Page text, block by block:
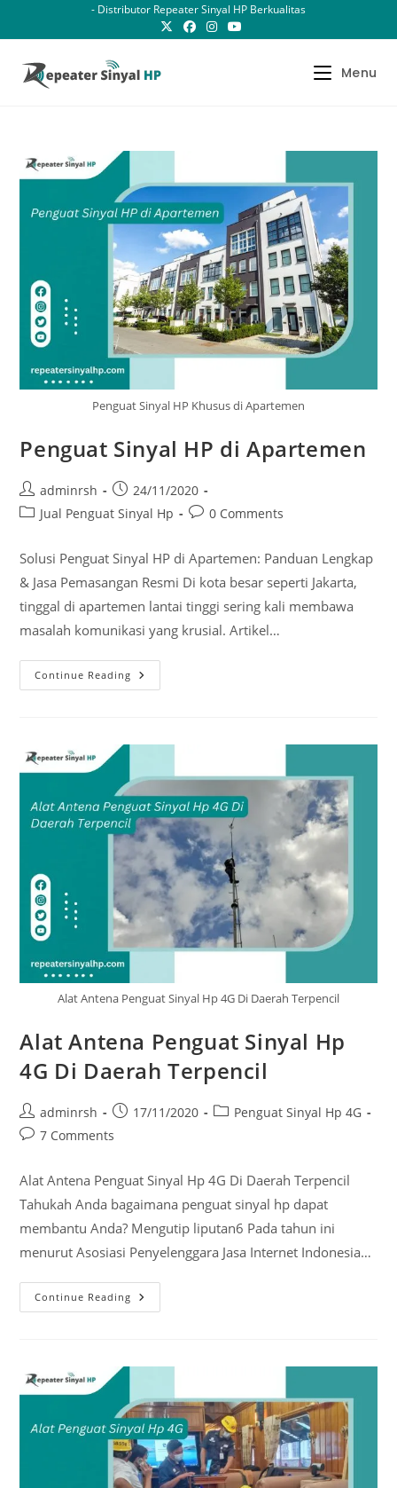
- Distributor Repeater Sinyal HP Berkualitas
Menu
Penguat Sinyal HP Khusus di Apartemen
Penguat Sinyal HP di Apartemen
Post
author:
adminrsh
Post
published:
24/11/2020
PostJual Penguat Sinyal Hp
Post0 Comments
Solusi Penguat Sinyal HP di Apartemen: Panduan Lengkap
& Jasa Pemasangan Resmi Di kota besar seperti Jakarta,
tinggal di apartemen lantai tinggi sering kali membawa
masalah komunikasi yang krusial. Artikel…
Continue Reading Penguat
Sinyal
Alat Antena Penguat Sinyal Hp 4G Di Daerah Terpencil
Alat Antena Penguat Sinyal Hp
4G Di Daerah Terpencil
Post
author:
adminrsh
Post
published:
17/11/2020
PostPenguat Sinyal Hp 4G
Post7 Comments
Alat Antena Penguat Sinyal Hp 4G Di Daerah Terpencil
Tahukah Anda bagaimana penguat sinyal hp dapat
membantu Anda? Mengutip liputan6 Pada tahun ini
menurut Asosiasi Penyelenggara Jasa Internet Indonesia…
Continue Reading Alat
Antena
Di
Terpencil